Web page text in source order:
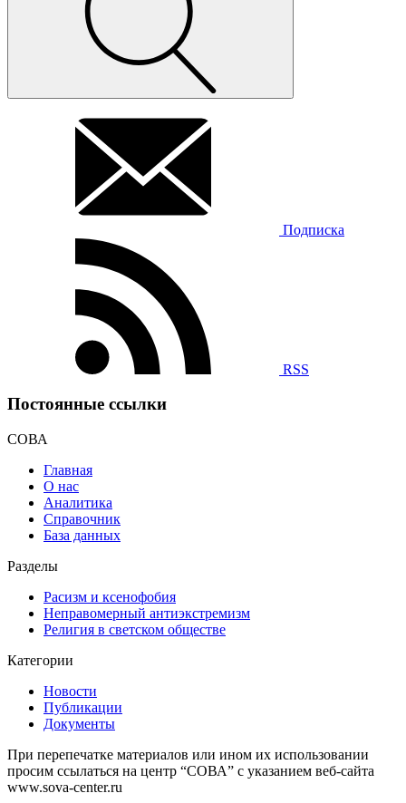
Подписка
RSS
Постоянные ссылки
СОВА
Главная
О нас
Аналитика
Справочник
База данных
Разделы
Расизм и ксенофобия
Неправомерный антиэкстремизм
Религия в светском обществе
Категории
Новости
Публикации
Документы
При перепечатке материалов или ином их использовании
просим ссылаться на центр “СОВА” с указанием веб-сайта
www.sova-center.ru